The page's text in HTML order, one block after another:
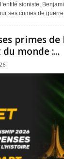
sioniste,
ses crimes de
primes de
monde :...